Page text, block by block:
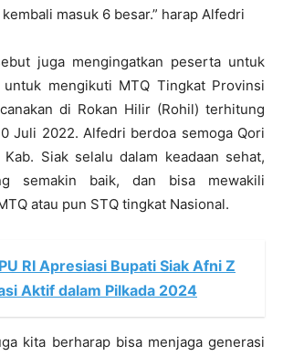
masuk 6 besar.” harap Alfedri
juga mengingatkan peserta untuk
mengikuti MTQ Tingkat Provinsi
di Rokan Hilir (Rohil) terhitung
Juli 2022. Alfedri berdoa semoga Qori
Kab. Siak selalu dalam keadaan sehat,
semakin baik, dan bisa mewakili
atau pun STQ tingkat Nasional.
RI Apresiasi Bupati Siak Afni Z
Aktif dalam Pilkada 2024
kita berharap bisa menjaga generasi